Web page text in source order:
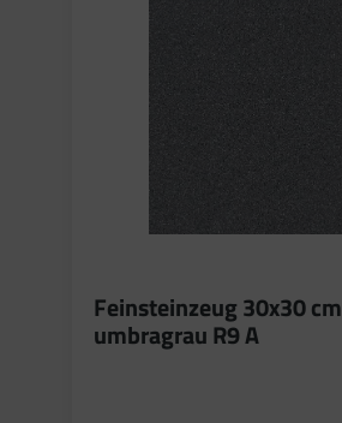
Feinsteinzeug 30x30 cm
umbragrau R9 A